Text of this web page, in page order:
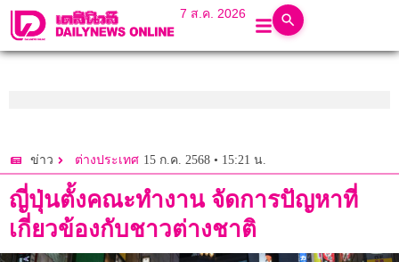
7 ส.ค. 2026
ข่าว ต่างประเทศ 15 ก.ค. 2568 • 15:21 น.
ญี่ปุ่นตั้งคณะทำงาน จัดการปัญหาที่
เกี่ยวข้องกับชาวต่างชาติ